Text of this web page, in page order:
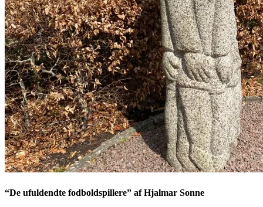
“De ufuldendte fodboldspillere” af Hjalmar Sonne